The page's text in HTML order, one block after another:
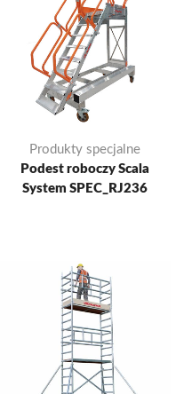
Produkty specjalne
Podest roboczy Scala
System SPEC_RJ236